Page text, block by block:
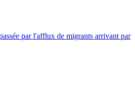
par l'afflux de migrants arrivant par